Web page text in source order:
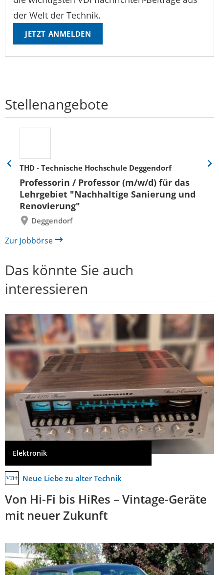
der Welt der Technik.
JETZT ANMELDEN
Stellenangebote
THD - Technische Hochschule Deggendorf
Professorin / Professor (m/w/d) für das
Lehrgebiet "Nachhaltige Sanierung und
Renovierung"
Deggendorf
Eine
zurück
Eine
Zur Jobbörse
Das könnte Sie auch
interessieren
Elektronik
Neue Liebe zu alter Technik
Von Hi-Fi bis HiRes – Vintage-Geräte
mit neuer Zukunft